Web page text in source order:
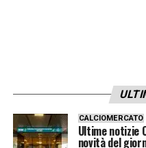
LA PLAYLIST DELLE
CALCIOMERCATO
Ultime notizie
novità del